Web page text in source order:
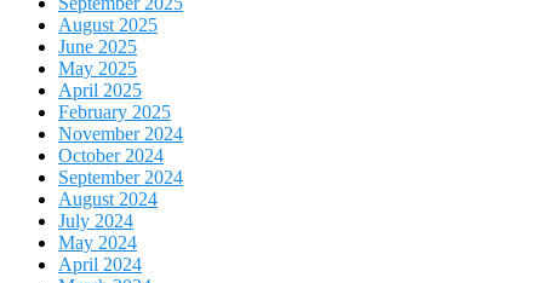
August 2025
June 2025
May 2025
April 2025
February 2025
November 2024
October 2024
September 2024
August 2024
July 2024
May 2024
April 2024